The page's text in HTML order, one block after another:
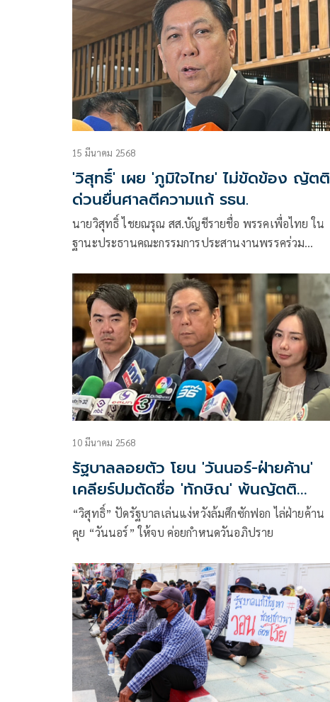
ซักฟอก พร้อมส่งกำลังใจให้นายกฯ
15 มีนาคม 2568
'วิสุทธิ์' เผย 'ภูมิใจไทย' ไม่ขัดข้อง ญัตติ
ด่วนยื่นศาลตีความแก้ รธน.
นายวิสุทธิ์ ไชยณรุณ สส.บัญชีรายชื่อ พรรคเพื่อไทย ใน
ฐานะประธานคณะกรรมการประสานงานพรรคร่วม
ในวันที่ 17 มี.ค.
10 มีนาคม 2568
รัฐบาลลอยตัว โยน 'วันนอร์-ฝ่ายค้าน'
เคลียร์ปมตัดชื่อ 'ทักษิณ' พ้นญัตติ
ซักฟอก
“วิสุทธิ์” ปัดรัฐบาลเล่นแง่หวังล้มศึกซักฟอก ไล่ฝ่ายค้าน
คุย “วันนอร์” ให้จบ ค่อยกำหนดวันอภิปราย